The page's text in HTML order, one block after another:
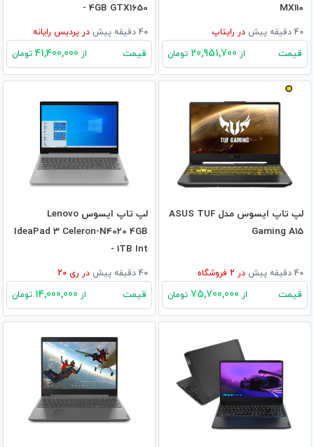
MX110
40 دقیقه پیش در رایتاپ
قیمت از تومان
- 4GB GTX1650
40 دقیقه پیش در پردیس رایانه
قیمت از تومان
لپ تاپ ایسوس مدل ASUS TUF
Gaming A15
40 دقیقه پیش در فروشگاه
قیمت از تومان
لپ تاپ ایسوس Lenovo
IdeaPad 3 Celeron-N4020 4GB
- 1TB Int
40 دقیقه پیش در ری 20
قیمت از تومان